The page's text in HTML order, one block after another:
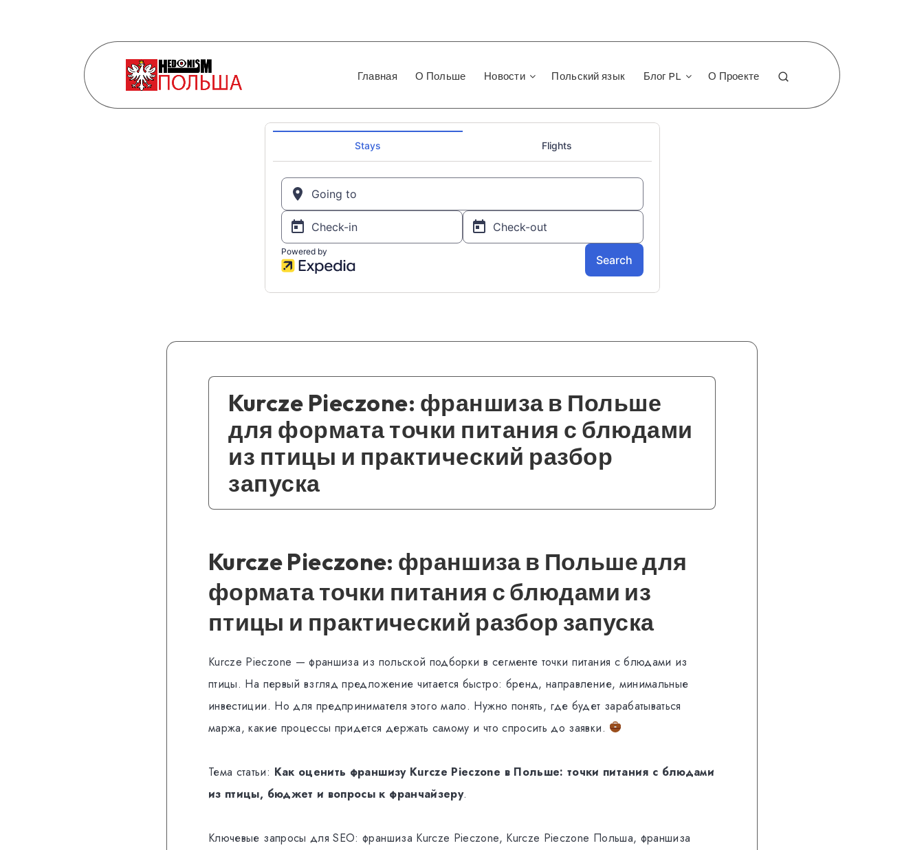
Главная О Польше Новости Польский язык Блог PL О Проекте
Kurcze Pieczone: франшиза в Польше
для формата точки питания с блюдами
из птицы и практический разбор
запуска
Kurcze Pieczone: франшиза в Польше для
формата точки питания с блюдами из
птицы и практический разбор запуска
Kurcze Pieczone — франшиза из польской подборки в сегменте точки питания с блюдами из
птицы. На первый взгляд предложение читается быстро: бренд, направление, минимальные
инвестиции. Но для предпринимателя этого мало. Нужно понять, где будет зарабатываться
маржа, какие процессы придется держать самому и что спросить до заявки.
Тема статьи: Как оценить франшизу Kurcze Pieczone в Польше: точки питания с блюдами
из птицы, бюджет и вопросы к франчайзеру.
Ключевые запросы для SEO: франшиза Kurcze Pieczone, Kurcze Pieczone Польша, франшиза